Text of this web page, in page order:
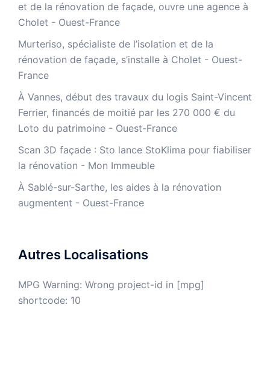
et de la rénovation de façade, ouvre une agence à
Cholet - Ouest-France
Murteriso, spécialiste de l’isolation et de la
rénovation de façade, s’installe à Cholet - Ouest-
France
À Vannes, début des travaux du logis Saint-Vincent
Ferrier, financés de moitié par les 270 000 € du
Loto du patrimoine - Ouest-France
​Scan 3D façade : Sto lance StoKlima pour fiabiliser
la rénovation - Mon Immeuble
À Sablé-sur-Sarthe, les aides à la rénovation
augmentent - Ouest-France
Autres Localisations
MPG Warning: Wrong project-id in [mpg]
shortcode: 10